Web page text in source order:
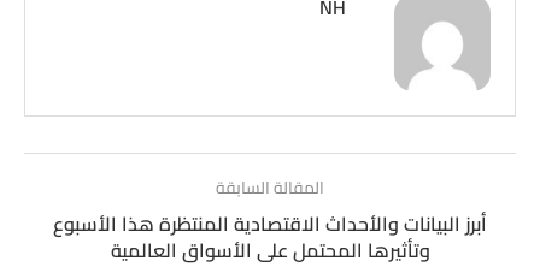
المقالة السابقة
أبرز البيانات والأحداث الاقتصادية المنتظرة هذا الأسبوع
وتأثيرها المحتمل على الأسواق العالمية